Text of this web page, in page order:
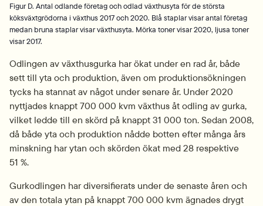
Figur D. Antal odlande företag och odlad växthusyta för de största
köksväxtgrödorna i växthus 2017 och 2020. Blå staplar visar antal företag
medan bruna staplar visar växthusyta. Mörka toner visar 2020, ljusa toner
visar 2017.
Odlingen av växthusgurka har ökat under en rad år, både
sett till yta och produktion, även om produktionsökningen
tycks ha stannat av något under senare år. Under 2020
nyttjades knappt 700 000 kvm växthus åt odling av gurka,
vilket ledde till en skörd på knappt 31 000 ton. Sedan 2008,
då både yta och produktion nådde botten efter många års
minskning har ytan och skörden ökat med 28 respektive
51 %.
Gurkodlingen har diversifierats under de senaste åren och
av den totala ytan på knappt 700 000 kvm ägnades drygt